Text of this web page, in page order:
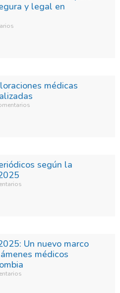
y legal en
médicas
según la
Un nuevo marco
médicos